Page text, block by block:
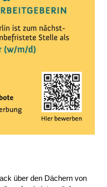
über den Dächern von